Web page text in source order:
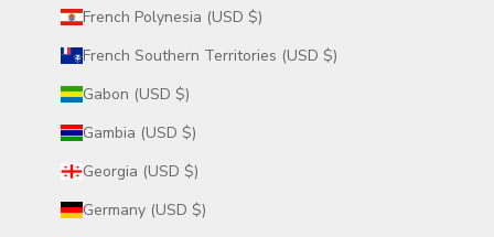
French Polynesia (USD $)
French Southern Territories (USD $)
Gabon (USD $)
Gambia (USD $)
Georgia (USD $)
Germany (USD $)